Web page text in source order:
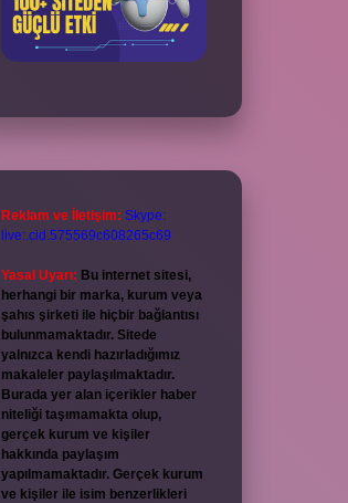
Reklam ve İletişim: Skype:
live:.cid.575569c608265c69
Yasal Uyarı: Bu internet sitesi,
herhangi bir marka, kurum veya
şahıs şirketi ile hiçbir bağlantısı
bulunmamaktadır. Sitede
yalnızca kendi hazırladığımız
makaleler paylaşılmaktadır.
Burada yer alan içerikler haber
niteliği taşımamakta olup,
gerçek kurum ve kişiler
hakkında paylaşım
yapılmamaktadır. Gerçek kurum
ve kişiler ile isim benzerlikleri